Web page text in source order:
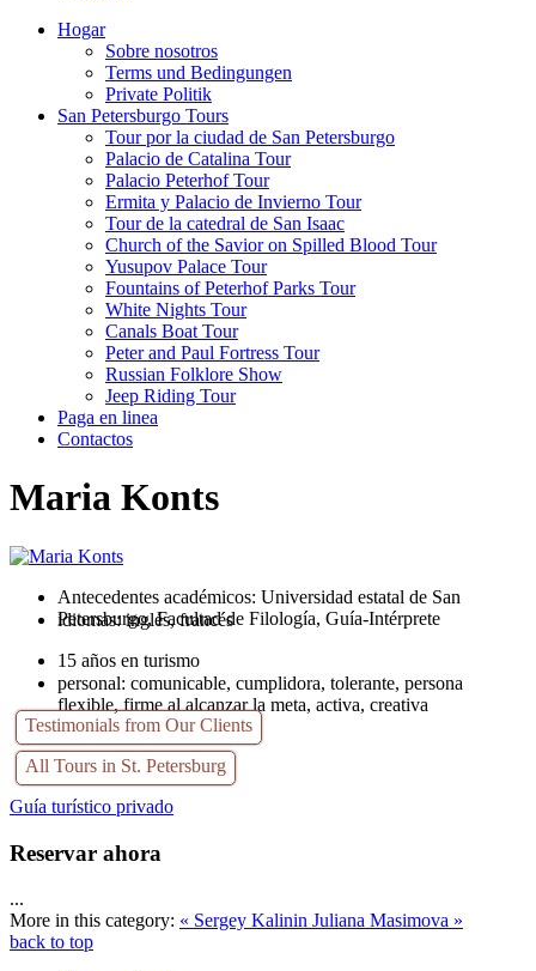
Hogar
Sobre nosotros
Terms und Bedingungen
Private Politik
San Petersburgo Tours
Tour por la ciudad de San Petersburgo
Palacio de Catalina Tour
Palacio Peterhof Tour
Ermita y Palacio de Invierno Tour
Tour de la catedral de San Isaac
Church of the Savior on Spilled Blood Tour
Yusupov Palace Tour
Fountains of Peterhof Parks Tour
White Nights Tour
Canals Boat Tour
Peter and Paul Fortress Tour
Russian Folklore Show
Jeep Riding Tour
Paga en linea
Contactos
Maria Konts
Antecedentes académicos: Universidad estatal de San
Petersburgo, Facultad de Filología, Guía-Intérprete
idiomas: inglés, francés
15 años en turismo
personal: comunicable, cumplidora, tolerante, persona
flexible, firme al alcanzar la meta, activa, creativa
Testimonials from Our Clients
All Tours in St. Petersburg
Guía turístico privado
Reservar ahora
...
More in this category: « Sergey Kalinin Juliana Masimova »
back to top